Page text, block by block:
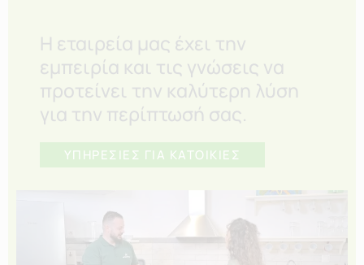
Η εταιρεία μας έχει την
εμπειρία και τις γνώσεις να
προτείνει την καλύτερη λύση
για την περίπτωσή σας.
ΥΠΗΡΕΣΙΕΣ ΓΙΑ ΚΑΤΟΙΚΙΕΣ